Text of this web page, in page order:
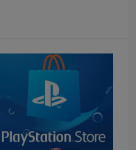
Set taladro con accesorios
1.400 Metros
280 Metros + 4 x $90